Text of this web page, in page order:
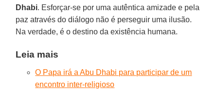
Dhabi. Esforçar-se por uma autêntica amizade e pela
paz através do diálogo não é perseguir uma ilusão.
Na verdade, é o destino da existência humana.
Leia mais
O Papa irá a Abu Dhabi para participar de um
encontro inter-religioso